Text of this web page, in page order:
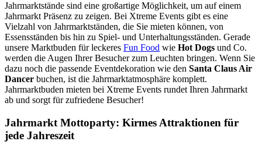
Jahrmarktstände sind eine großartige Möglichkeit, um auf einem
Jahrmarkt Präsenz zu zeigen. Bei Xtreme Events gibt es eine
Vielzahl von Jahrmarktständen, die Sie mieten können, von
Essensständen bis hin zu Spiel- und Unterhaltungsständen. Gerade
unsere Marktbuden für leckeres Fun Food wie Hot Dogs und Co.
werden die Augen Ihrer Besucher zum Leuchten bringen. Wenn Sie
dazu noch die passende Eventdekoration wie den Santa Claus Air
Dancer buchen, ist die Jahrmarktatmosphäre komplett.
Jahrmarktbuden mieten bei Xtreme Events rundet Ihren Jahrmarkt
ab und sorgt für zufriedene Besucher!
Jahrmarkt Mottoparty: Kirmes Attraktionen für
jede Jahreszeit